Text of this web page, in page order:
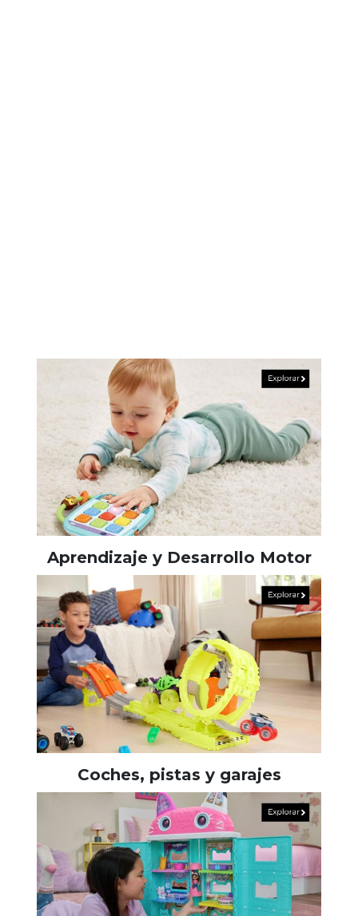
Aprendizaje y Desarrollo Motor
Coches, pistas y garajes